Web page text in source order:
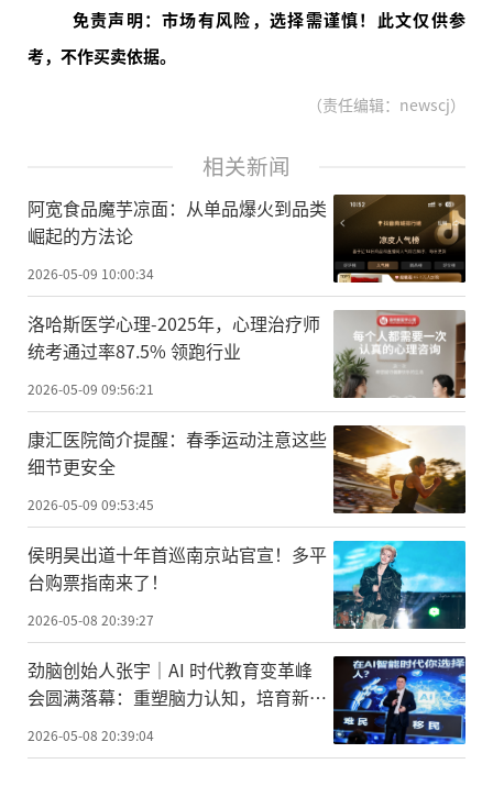
免责声明：市场有风险，选择需谨慎！此文仅供参
考，不作买卖依据。
（责任编辑：newscj）
相关新闻
阿宽食品魔芋凉面：从单品爆火到品类
崛起的方法论
2026-05-09 10:00:34
洛哈斯医学心理-2025年，心理治疗师
统考通过率87.5% 领跑行业
2026-05-09 09:56:21
康汇医院简介提醒：春季运动注意这些
细节更安全
2026-05-09 09:53:45
侯明昊出道十年首巡南京站官宣！多平
台购票指南来了！
2026-05-08 20:39:27
劲脑创始人张宇｜AI 时代教育变革峰
会圆满落幕：重塑脑力认知，培育新时
2026-05-08 20:39:04